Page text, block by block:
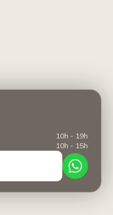
10h - 19h
10h - 15h